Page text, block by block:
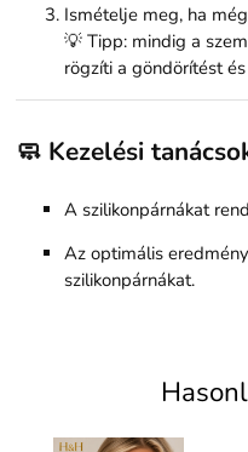
Ismételje meg, ha
💡 Tipp: mindig a
rögzíti a göndörítést
🧼 Kezelési
A szilikonpárnákat
Az optimális
szilikonpárnákat.